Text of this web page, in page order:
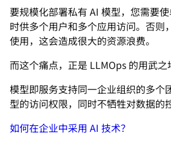
要规模化部署私有 AI 模型，您需要
时供多个用户和多个应用访问。否则
使用，这会造成很大的资源浪费。
而这个痛点，正是 LLMOps 的用武之
模型即服务支持同一企业组织的多个
型的访问权限，同时不牺牲对数据的
如何在企业中采用 AI 技术？